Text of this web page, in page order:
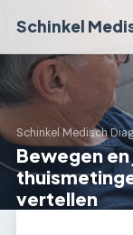
Schinkel
Schinkel Medisch
Bewegen
vertellen